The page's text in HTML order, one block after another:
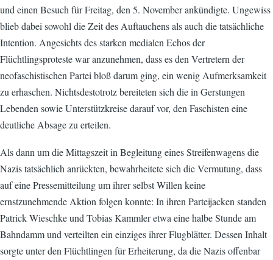
und einen Besuch für Freitag, den 5. November ankündigte. Ungewiss
blieb dabei sowohl die Zeit des Auftauchens als auch die tatsächliche
Intention. Angesichts des starken medialen Echos der
Flüchtlingsproteste war anzunehmen, dass es den Vertretern der
neofaschistischen Partei bloß darum ging, ein wenig Aufmerksamkeit
zu erhaschen. Nichtsdestotrotz bereiteten sich die in Gerstungen
Lebenden sowie Unterstützkreise darauf vor, den Faschisten eine
deutliche Absage zu erteilen.
Als dann um die Mittagszeit in Begleitung eines Streifenwagens die
Nazis tatsächlich anrückten, bewahrheitete sich die Vermutung, dass
auf eine Pressemitteilung um ihrer selbst Willen keine
ernstzunehmende Aktion folgen konnte: In ihren Parteijacken standen
Patrick Wieschke und Tobias Kammler etwa eine halbe Stunde am
Bahndamm und verteilten ein einziges ihrer Flugblätter. Dessen Inhalt
sorgte unter den Flüchtlingen für Erheiterung, da die Nazis offenbar